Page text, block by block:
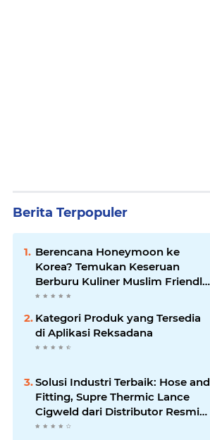
Berita Terpopuler
Berencana Honeymoon ke
Korea? Temukan Keseruan
Berburu Kuliner Muslim Friendly
di Seoul
Kategori Produk yang Tersedia
di Aplikasi Reksadana
Solusi Industri Terbaik: Hose and
Fitting, Supre Thermic Lance
Cigweld dari Distributor Resmi
Indonesia